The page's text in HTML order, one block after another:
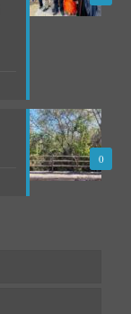
0